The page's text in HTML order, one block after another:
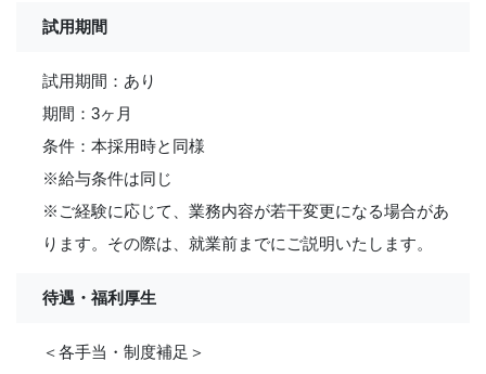
試用期間
試用期間：あり
期間：3ヶ月
条件：本採用時と同様
※給与条件は同じ
※ご経験に応じて、業務内容が若干変更になる場合があ
ります。その際は、就業前までにご説明いたします。
待遇・福利厚生
＜各手当・制度補足＞